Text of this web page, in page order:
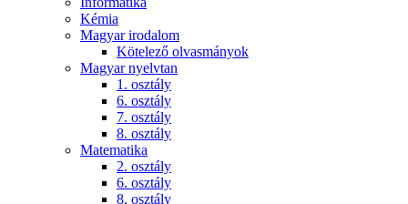
Kémia
Magyar irodalom
Kötelező olvasmányok
Magyar nyelvtan
1. osztály
6. osztály
7. osztály
8. osztály
Matematika
2. osztály
6. osztály
8. osztály